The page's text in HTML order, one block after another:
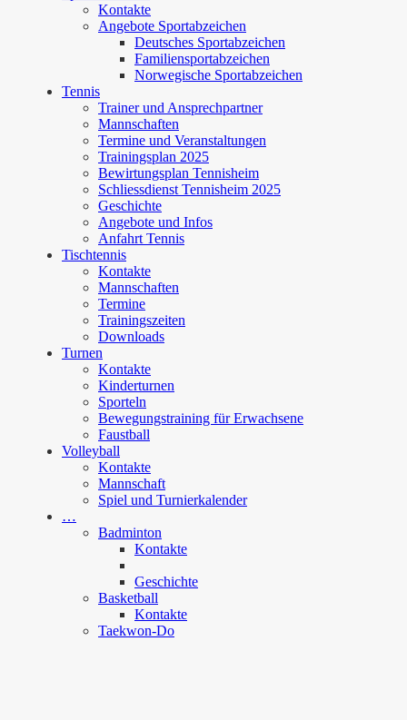
Kontakte
Angebote Sportabzeichen
Deutsches Sportabzeichen
Familiensportabzeichen
Norwegische Sportabzeichen
Tennis
Trainer und Ansprechpartner
Mannschaften
Termine und Veranstaltungen
Trainingsplan 2025
Bewirtungsplan Tennisheim
Schliessdienst Tennisheim 2025
Geschichte
Angebote und Infos
Anfahrt Tennis
Tischtennis
Kontakte
Mannschaften
Termine
Trainingszeiten
Downloads
Turnen
Kontakte
Kinderturnen
Sporteln
Bewegungstraining für Erwachsene
Faustball
Volleyball
Kontakte
Mannschaft
Spiel und Turnierkalender
…
Badminton
Kontakte
Geschichte
Basketball
Kontakte
Taekwon-Do